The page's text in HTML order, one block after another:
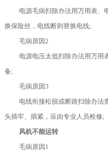
电源毛病扫除办法用万用表、
换保险丝，电线断则替换电线;
毛病原因2
电源电压太低扫除办法用万用
备;
毛病原因3
电线衔接松脱或断路扫除办法
头插牢、插紧，应由专业人员检修;
风机不能运转
毛病原因1